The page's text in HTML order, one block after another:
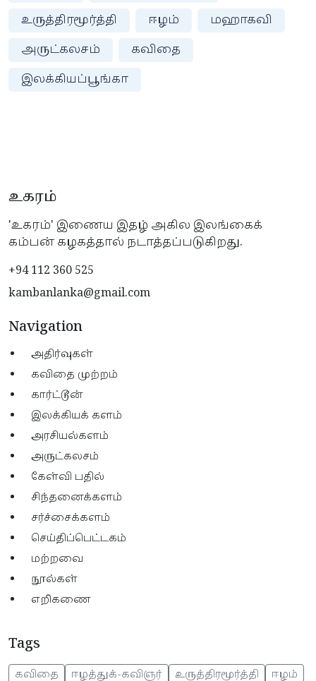
உருத்திரமூர்த்தி
ஈழம்
மஹாகவி
அருட்கலசம்
கவிதை
இலக்கியப்பூங்கா
உகரம்
'உகரம்' இணைய இதழ் அகில இலங்கைக்
கம்பன் கழகத்தால் நடாத்தப்படுகிறது.
+94 112 360 525
kambanlanka@gmail.com
Navigation
அதிர்வுகள்
கவிதை முற்றம்
கார்ட்டூன்
இலக்கியக் களம்
அரசியல்களம்
அருட்கலசம்
கேள்வி பதில்
சிந்தனைக்களம்
சர்ச்சைக்களம்
செய்திப்பெட்டகம்
மற்றவை
நூல்கள்
எறிகணை
Tags
கவிதை ஈழத்துக்-கவிஞர் உருத்திரமூர்த்தி ஈழம்